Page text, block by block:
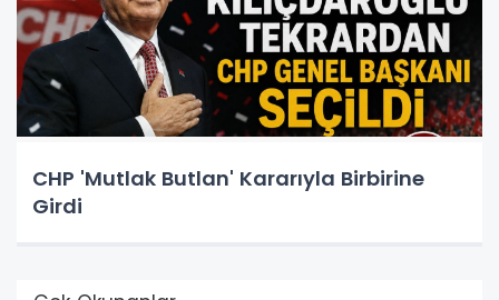
CHP 'Mutlak Butlan' Kararıyla Birbirine
Girdi